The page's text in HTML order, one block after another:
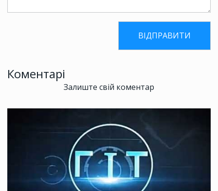
Коментарі
Залиште свій коментар